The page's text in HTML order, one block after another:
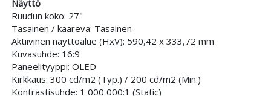
Näyttö
Ruudun koko: 27"
Tasainen / kaareva: Tasainen
Aktiivinen näyttöalue (HxV): 590,42 x 333,72 mm
Kuvasuhde: 16:9
Paneelityyppi: OLED
Kirkkaus: 300 cd/m2 (Typ.) / 200 cd/m2 (Min.)
Kontrastisuhde: 1 000 000:1 (Static)